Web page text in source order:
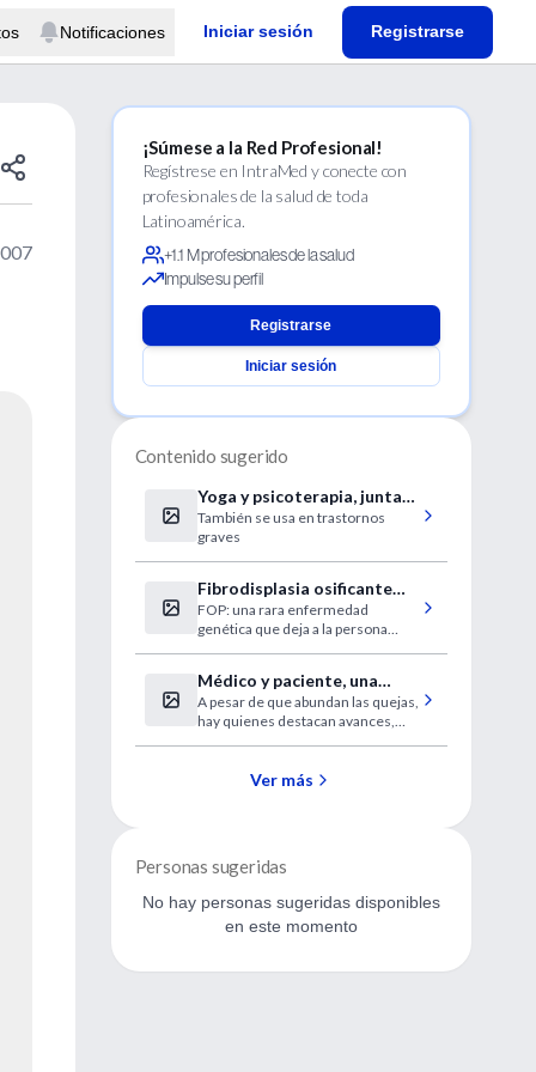
Notificaciones Iniciar sesión Registrarse
¡Súmese a la Red Profesional!
Regístrese en IntraMed y conecte con
profesionales de la salud de toda
Latinoamérica.
+1.1 M profesionales de la salud
Impulse su perfil
Registrarse
Iniciar sesión
Contenido sugerido
Yoga y psicoterapia, juntas
contra el estrés y la
ansiedad
También se usa en trastornos
graves
Fibrodisplasia osificante
progresiva
FOP: una rara enfermedad
genética que deja a la persona
Médico y paciente, una
relación en crisis
A pesar de que abundan las quejas,
hay quienes destacan avances,
Ver más
Personas sugeridas
No hay personas sugeridas disponibles
en este momento